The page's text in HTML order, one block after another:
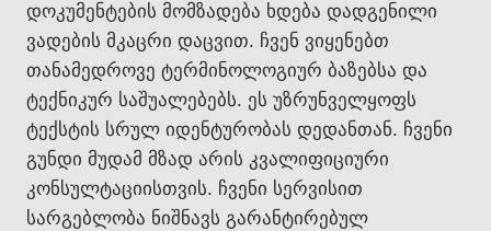
დოკუმენტების მომზადება ხდება დადგენილი
ვადების მკაცრი დაცვით. ჩვენ ვიყენებთ
თანამედროვე ტერმინოლოგიურ ბაზებსა და
ტექნიკურ საშუალებებს. ეს უზრუნველყოფს
ტექსტის სრულ იდენტურობას დედანთან. ჩვენი
გუნდი მუდამ მზად არის კვალიფიციური
კონსულტაციისთვის. ჩვენი სერვისით
სარგებლობა ნიშნავს გარანტირებულ